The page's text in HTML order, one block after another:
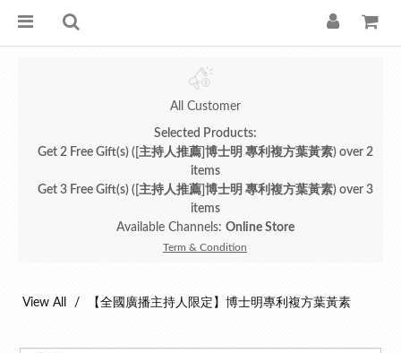
All Customer
Selected Products:
Get 2 Free Gift(s) ([主持人推薦]博士明 專利複方葉黃素) over 2
items
Get 3 Free Gift(s) ([主持人推薦]博士明 專利複方葉黃素) over 3
items
Available Channels: Online Store
Term & Condition
View All 【全國廣播主持人限定】博士明專利複方葉黃素